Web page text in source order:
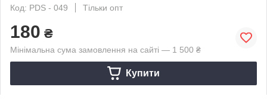
Код: PDS - 049
Тільки опт
180 ₴
Мінімальна сума замовлення на сайті — 1 500 ₴
Купити